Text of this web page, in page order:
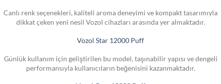
Canlı renk seçenekleri, kaliteli aroma deneyimi ve kompakt tasarımıyla
dikkat çeken yeni nesil Vozol cihazları arasında yer almaktadır.
Vozol Star 12000 Puff
Günlük kullanım için geliştirilen bu model, taşınabilir yapısı ve dengeli
performansıyla kullanıcıların beğenisini kazanmaktadır.